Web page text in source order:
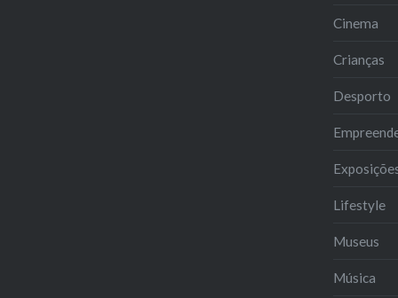
Cinema
Crianças
Desporto
Lifestyle
Museus
Música